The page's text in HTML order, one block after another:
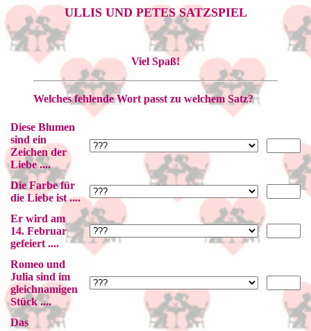
ULLIS UND PETES SATZSPIEL
Viel Spaß!
Welches fehlende Wort passt zu welchem Satz?
Diese Blumen
sind ein
Zeichen der
Liebe ....
Die Farbe für
die Liebe ist ....
Er wird am
14. Februar
gefeiert ....
Romeo und
Julia sind im
gleichnamigen
Stück ....
Das